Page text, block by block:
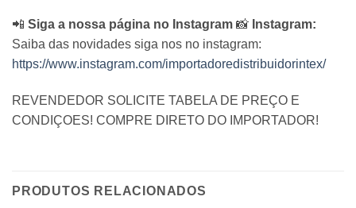
📲 Siga a nossa página no Instagram 📸 Instagram:
Saiba das novidades siga nos no instagram:
https://www.instagram.com/importadoredistribuidorintex/
REVENDEDOR SOLICITE TABELA DE PREÇO E
CONDIÇOES! COMPRE DIRETO DO IMPORTADOR!
PRODUTOS RELACIONADOS